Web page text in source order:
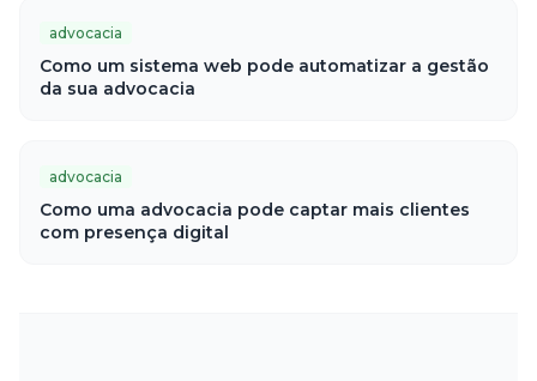
advocacia
Como um sistema web pode automatizar a gestão
da sua advocacia
advocacia
Como uma advocacia pode captar mais clientes
com presença digital